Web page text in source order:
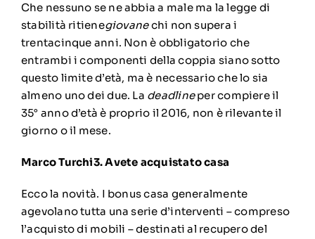
Che nessuno se ne abbia a male ma la legge di
stabilità ritienegiovanechi non supera i
trentacinque anni. Non è obbligatorio che
entrambi i componenti della coppia siano sotto
questo limite d’età, ma è necessario che lo sia
almeno uno dei due. La deadlineper compiere il
35° anno d’età è proprio il 2016, non è rilevante il
giorno o il mese.
Marco Turchi3. Avete acquistato casa
Ecco la novità. I bonus casa generalmente
agevolano tutta una serie d’interventi – compreso
l’acquisto di mobili – destinati al recupero del